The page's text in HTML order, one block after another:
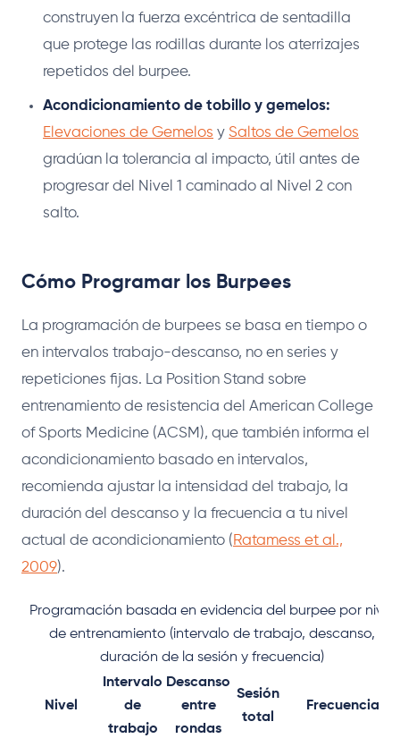
construyen la fuerza excéntrica de sentadilla
que protege las rodillas durante los aterrizajes
repetidos del burpee.
Acondicionamiento de tobillo y gemelos:
Elevaciones de Gemelos y Saltos de Gemelos
gradúan la tolerancia al impacto, útil antes de
progresar del Nivel 1 caminado al Nivel 2 con
salto.
Cómo Programar los Burpees
La programación de burpees se basa en tiempo o
en intervalos trabajo-descanso, no en series y
repeticiones fijas. La Position Stand sobre
entrenamiento de resistencia del American College
of Sports Medicine (ACSM), que también informa el
acondicionamiento basado en intervalos,
recomienda ajustar la intensidad del trabajo, la
duración del descanso y la frecuencia a tu nivel
actual de acondicionamiento ( Ratamess et al.,
2009).
Programación basada en evidencia del burpee por nivel
de entrenamiento (intervalo de trabajo, descanso,
duración de la sesión y frecuencia)
Nivel
Intervalo
de
trabajo
Descanso
entre
rondas
Sesión
total
Frecuencia